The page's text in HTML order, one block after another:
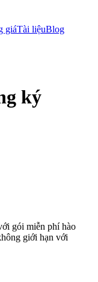
giáTài liệuBlog
ký
gói miễn phí hào
giới hạn với